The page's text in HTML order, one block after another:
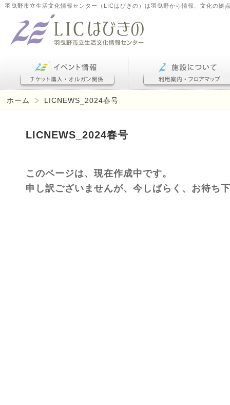
羽曳野市立生活文化情報センター（LICはびきの）は羽曳野から情報、文化の拠
ホーム LICNEWS_2024春号
LICNEWS_2024春号
このページは、現在作成中です。
申し訳ございませんが、今しばらく、お待ち